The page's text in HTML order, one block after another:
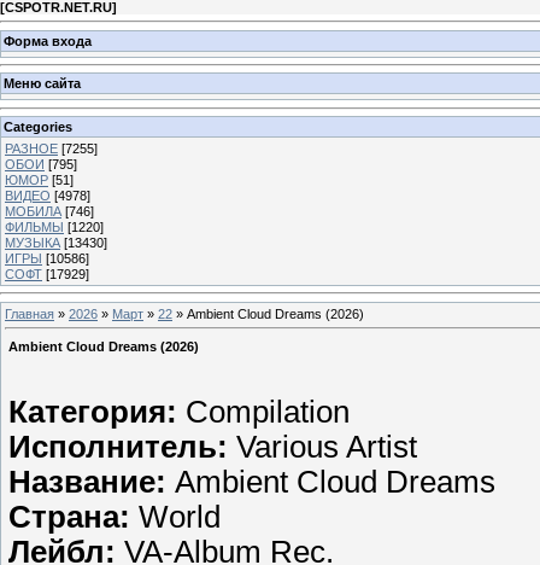
[CSPOTR.NET.RU]
Форма входа
Меню сайта
Categories
РАЗНОЕ [7255]
ОБОИ [795]
ЮМОР [51]
ВИДЕО [4978]
МОБИЛА [746]
ФИЛЬМЫ [1220]
МУЗЫКА [13430]
ИГРЫ [10586]
СОФТ [17929]
Главная » 2026 » Март » 22 » Ambient Cloud Dreams (2026)
Ambient Cloud Dreams (2026)
Категория: Compilation
Исполнитель: Various Artist
Название: Ambient Cloud Dreams
Страна: World
Лейбл: VA-Album Rec.